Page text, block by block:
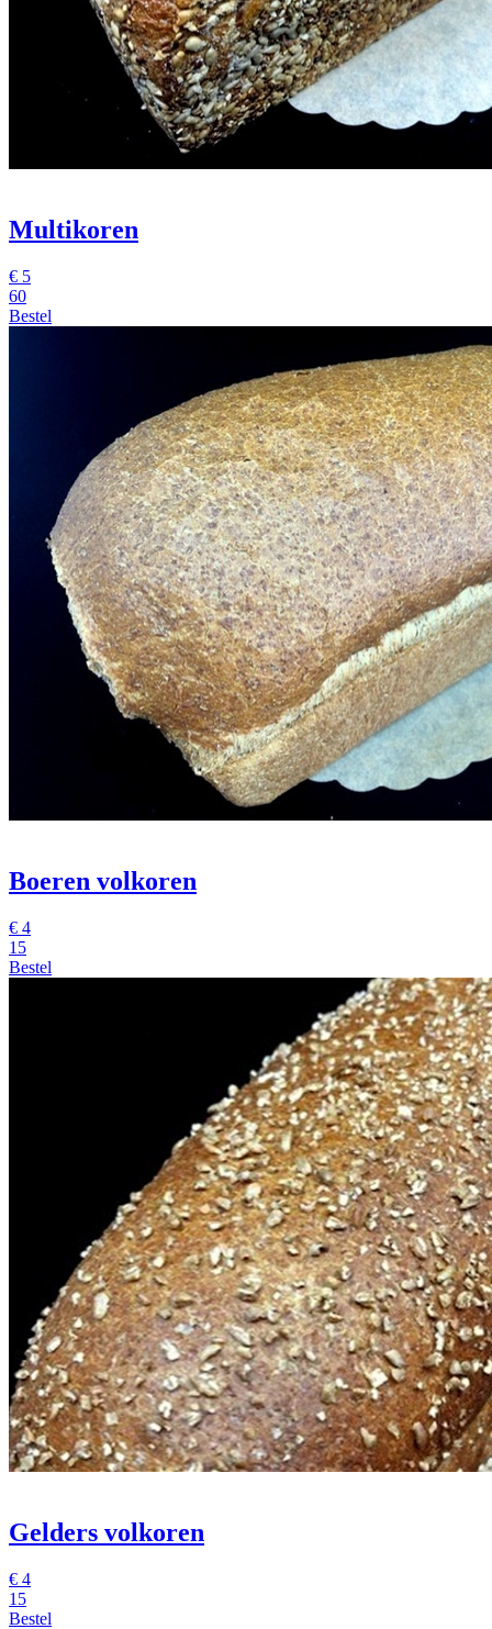
Multikoren
€ 5
60
Bestel
Boeren volkoren
€ 4
15
Bestel
Gelders volkoren
€ 4
15
Bestel